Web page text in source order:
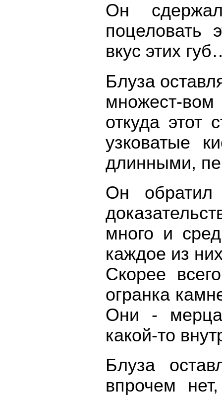
Он
поцеловать
вкус этих
Блуза
множест-вом
откуда этот
узковатые
длинными,
Он
много и
каждое из
Скорее
огранка
Они -
какой-то
Блуза
впрочем